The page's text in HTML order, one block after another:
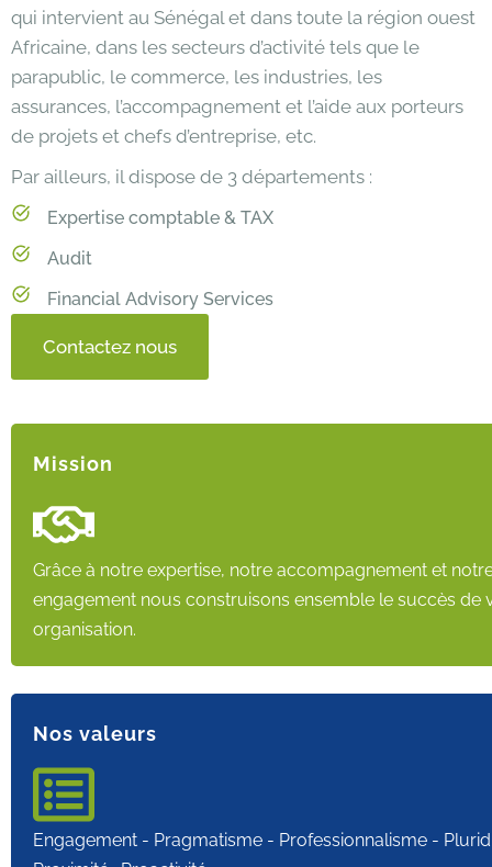
qui intervient au Sénégal et dans toute la région ouest
Africaine, dans les secteurs d’activité tels que le
parapublic, le commerce, les industries, les
assurances, l’accompagnement et l’aide aux porteurs
de projets et chefs d’entreprise, etc.
Par ailleurs, il dispose de 3 départements :
Expertise comptable & TAX
Audit
Financial Advisory Services
Contactez nous
Mission
Grâce à notre expertise, notre accompagnement et
engagement nous construisons ensemble le succès de
organisation.
Nos valeurs
Engagement - Pragmatisme - Professionnalisme -